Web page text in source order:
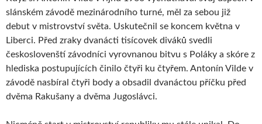
slánském závodě mezinárodního turné, měl za sebou již
debut v mistrovství světa. Uskutečnil se koncem května v
Liberci. Před zraky dvanácti tisícovek diváků svedli
českoslovenští závodníci vyrovnanou bitvu s Poláky a skóre z
hlediska postupujících činilo čtyři ku čtyřem. Antonín Vilde v
závodě nasbíral čtyři body a obsadil dvanáctou příčku před
dvěma Rakušany a dvěma Jugoslávci.